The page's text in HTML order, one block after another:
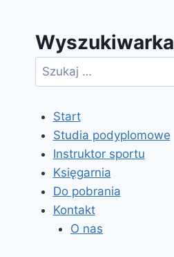
Wyszukiwarka
Szukaj:
Start
Studia podyplomowe
Instruktor sportu
Księgarnia
Do pobrania
Kontakt
O nas